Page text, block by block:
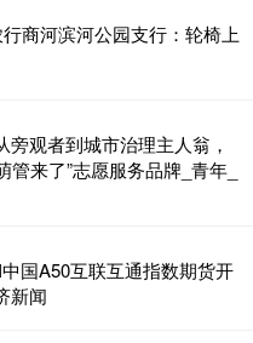
商河滨河公园支行：轮椅上
旁观者到城市治理主人翁，
管来了”志愿服务品牌_青年_
国A50互联互通指数期货开
新闻